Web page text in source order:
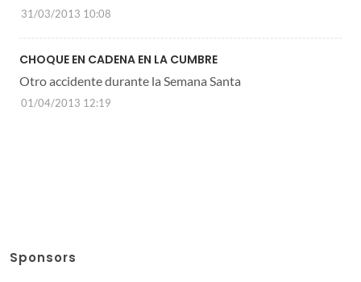
31/03/2013 10:08
CHOQUE EN CADENA EN LA CUMBRE
Otro accidente durante la Semana Santa
01/04/2013 12:19
Sponsors